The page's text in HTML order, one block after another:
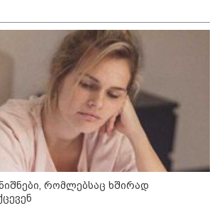
18:35 / 08-08-2026
"ბულგარეთის საჰაერო
სივრცეში დრონი აფეთქდა" -
ბულგარეთის პრემიერ-მინისტრი
ყველა სიახლე
რომლებსაც ხშირად